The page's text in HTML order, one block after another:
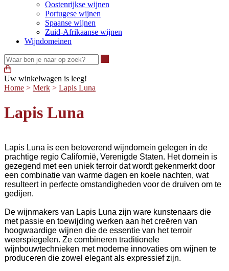
Oostenrijkse wijnen
Portugese wijnen
Spaanse wijnen
Zuid-Afrikaanse wijnen
Wijndomeinen
Uw winkelwagen is leeg!
Home > Merk > Lapis Luna
Lapis Luna
Lapis Luna is een betoverend wijndomein gelegen in de
prachtige regio Californië, Verenigde Staten. Het domein is
gezegend met een uniek terroir dat wordt gekenmerkt door
een combinatie van warme dagen en koele nachten, wat
resulteert in perfecte omstandigheden voor de druiven om te
gedijen.
De wijnmakers van Lapis Luna zijn ware kunstenaars die
met passie en toewijding werken aan het creëren van
hoogwaardige wijnen die de essentie van het terroir
weerspiegelen. Ze combineren traditionele
wijnbouwtechnieken met moderne innovaties om wijnen te
produceren die zowel elegant als expressief zijn.